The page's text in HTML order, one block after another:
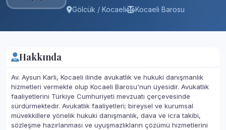
Gölcük / Kocaeli Kocaeli Barosu
Hakkında
Av. Aysun Karli, Kocaeli ilinde avukatlık ve hukuki danışmanlık
hizmetleri vermekte olup Kocaeli Barosu'nun üyesidir. Avukatlık
faaliyetlerini Türkiye Cumhuriyeti mevzuatı çerçevesinde
sürdürmektedir. Avukatlık faaliyetleri; bireysel ve kurumsal
müvekkillere yönelik hukuki danışmanlık, dava ve icra takibi,
sözleşme hazırlanması ve uyuşmazlıkların çözümü hizmetlerini